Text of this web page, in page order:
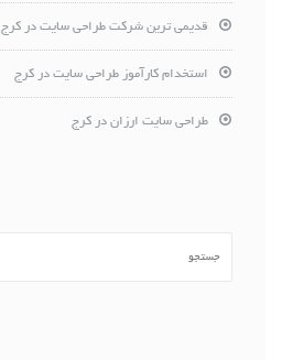
قدیمی ترین شرکت طراحی سایت در کرج
استخدام کارآموز طراحی سایت در کرج
طراحی سایت ارزان در کرج